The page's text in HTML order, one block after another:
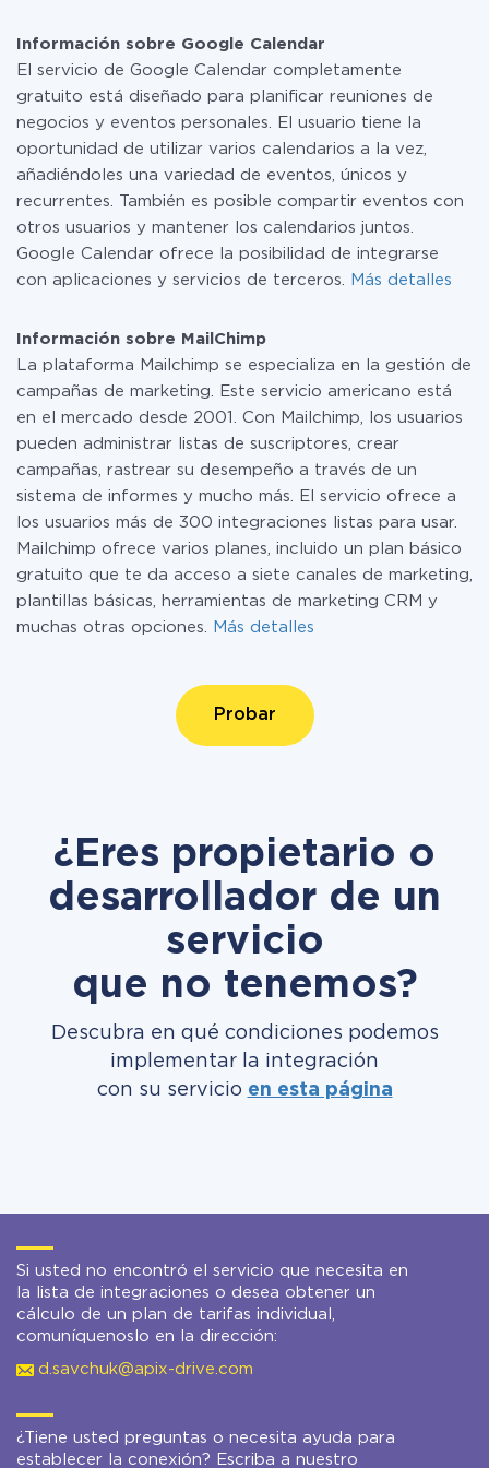
manera segura un plan de tarifa gratuita o cambiar a
uno de pago, si es necesario. Más detalles sobre
tarifas.
Información sobre Google Calendar
El servicio de Google Calendar completamente
gratuito está diseñado para planificar reuniones de
negocios y eventos personales. El usuario tiene la
oportunidad de utilizar varios calendarios a la vez,
añadiéndoles una variedad de eventos, únicos y
recurrentes. También es posible compartir eventos con
otros usuarios y mantener los calendarios juntos.
Google Calendar ofrece la posibilidad de integrarse
con aplicaciones y servicios de terceros.
Más detalles
Información sobre MailChimp
La plataforma Mailchimp se especializa en la gestión de
campañas de marketing. Este servicio americano está
en el mercado desde 2001. Con Mailchimp, los usuarios
pueden administrar listas de suscriptores, crear
campañas, rastrear su desempeño a través de un
sistema de informes y mucho más. El servicio ofrece a
los usuarios más de 300 integraciones listas para usar.
Mailchimp ofrece varios planes, incluido un plan básico
gratuito que te da acceso a siete canales de marketing,
plantillas básicas, herramientas de marketing CRM y
muchas otras opciones.
Más detalles
Probar
¿Eres propietario o
desarrollador de un
servicio
que no tenemos?
Descubra en qué condiciones podemos
implementar la integración
con su servicio en esta página
Si usted no encontró el servicio que necesita en
la lista de integraciones o desea obtener un
cálculo de un plan de tarifas individual,
comuníquenoslo en la dirección:
d.savchuk@apix-drive.com
¿Tiene usted preguntas o necesita ayuda para
establecer la conexión? Escriba a nuestro